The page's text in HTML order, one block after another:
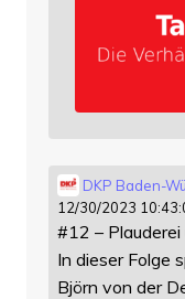
DKP Baden-
12/30/2023
#12 –
In dieser Folge
Björn von der